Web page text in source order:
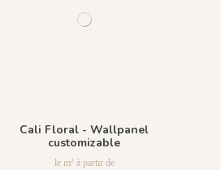
Cali Floral - Wallpanel
customizable
le m² à partir de